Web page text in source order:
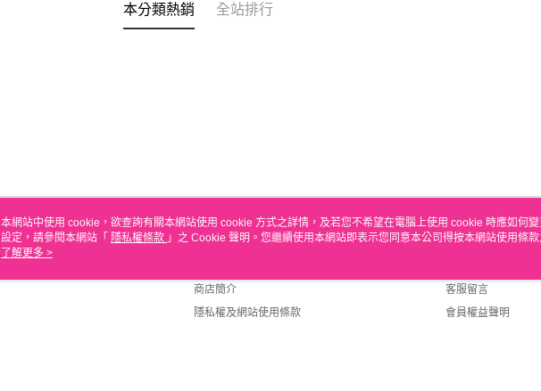
本分類熱銷 全站排行
關於我們
商店簡介
隱私權及網站使用條款
客服資訊
客服留言
會員權益聲明
本網站中使用 cookie，欲查詢有關本網站使用 cookie 方式之詳情，及若您不希望在電腦上使用 cookie 時應如何
設定，請參閱本網站「 隱私權條款 」之 Cookie 聲明。您繼續使用本網站即表示您同意本公司得按本網站使用條
使用 cookie。
了解更多 >